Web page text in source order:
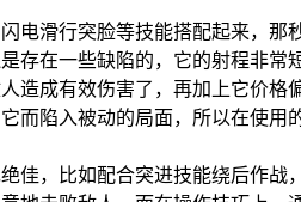
电滑行突脸等技能搭配起来，那
存在一些缺陷的，它的射程非常
造成有效伤害了，再加上它价格
而陷入被动的局面，所以在使用
佳，比如配合突进技能绕后作战